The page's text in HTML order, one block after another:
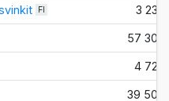
FI 3 230
57 300
4 720
39 500